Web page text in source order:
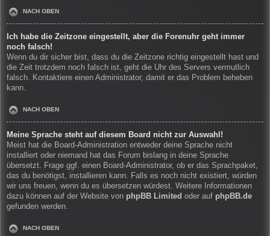
NACH OBEN
Ich habe die Zeitzone eingestellt, aber die Forenuhr geht immer
noch falsch!
Wenn du dir sicher bist, dass du die Zeitzone richtig eingestellt hast und
die Zeit trotzdem noch falsch ist, geht die Uhr des Servers vermutlich
falsch. Kontaktiere einen Administrator, damit er das Problem beheben
kann.
NACH OBEN
Meine Sprache steht auf diesem Board nicht zur Auswahl!
Meist hat die Board-Administration entweder deine Sprache nicht
installiert oder niemand hat das Forum bislang in deine Sprache
übersetzt. Frage ggf. einen Board-Administrator, ob er das Sprachpaket,
das du benötigst, installieren kann. Falls es noch nicht existiert, würden
wir uns freuen, wenn du es übersetzen würdest. Weitere Informationen
dazu können auf der Website von phpBB Limited oder auf phpBB.de
gefunden werden.
NACH OBEN